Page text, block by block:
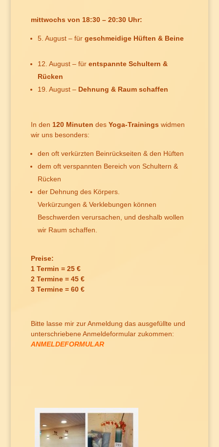
mittwochs von 18:30 – 20:30 Uhr:
5. August – für geschmeidige Hüften & Beine
12. August – für entspannte Schultern &
Rücken
19. August –Dehnung & Raum schaffen
In den 120 Minuten des Yoga-Trainings widmen
wir uns besonders:
den oft verkürzten Beinrückseiten & den Hüften
dem oft verspannten Bereich von Schultern &
Rücken
der Dehnung des Körpers.
Verkürzungen & Verklebungen können
Beschwerden verursachen, und deshalb wollen
wir Raum schaffen.
Preise:
1 Termin = 25 €
2 Termine = 45 €
3 Termine = 60 €
Bitte lasse mir zur Anmeldung das ausgefüllte und
unterschriebene Anmeldeformular zukommen:
ANMELDEFORMULAR